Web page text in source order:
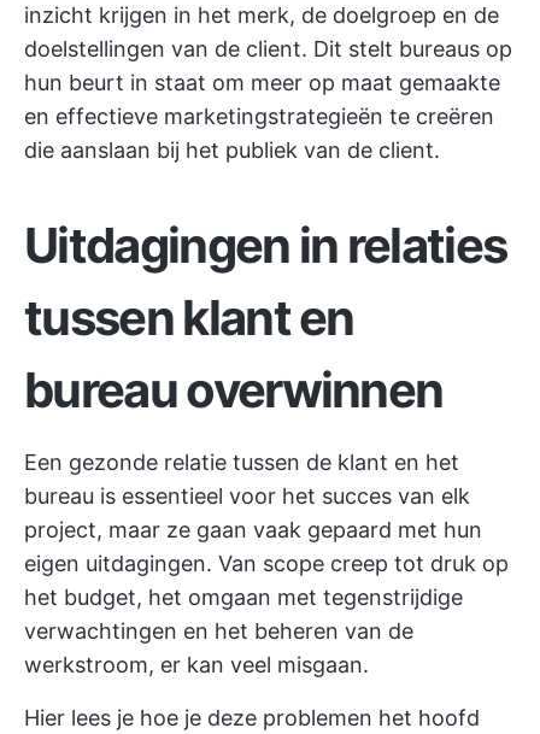
inzicht krijgen in het merk, de doelgroep en de
doelstellingen van de client. Dit stelt bureaus op
hun beurt in staat om meer op maat gemaakte
en effectieve marketingstrategieën te creëren
die aanslaan bij het publiek van de client.
Uitdagingen in relaties
tussen klant en
bureau overwinnen
Een gezonde relatie tussen de klant en het
bureau is essentieel voor het succes van elk
project, maar ze gaan vaak gepaard met hun
eigen uitdagingen. Van scope creep tot druk op
het budget, het omgaan met tegenstrijdige
verwachtingen en het beheren van de
werkstroom, er kan veel misgaan.
Hier lees je hoe je deze problemen het hoofd